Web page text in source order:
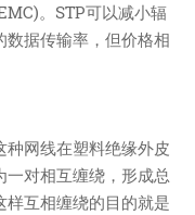
。STP可以减小辐
据传输率，但价格相
网线在塑料绝缘外皮
一对相互缠绕，形成总
互相缠绕的目的就是